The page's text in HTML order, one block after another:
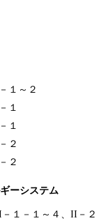
１～２
１
１
２
２
ーシステム
１－１～４、II－